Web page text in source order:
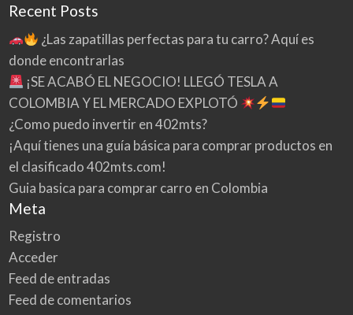
Recent Posts
¿Las zapatillas perfectas para tu carro? Aquí es
donde encontrarlas
¡SE ACABÓ EL NEGOCIO! LLEGÓ TESLA A
COLOMBIA Y EL MERCADO EXPLOTÓ
¿Como puedo invertir en 402mts?
¡Aquí tienes una guía básica para comprar productos en
el clasificado 402mts.com!
Guia basica para comprar carro en Colombia
Meta
Registro
Acceder
Feed de entradas
Feed de comentarios